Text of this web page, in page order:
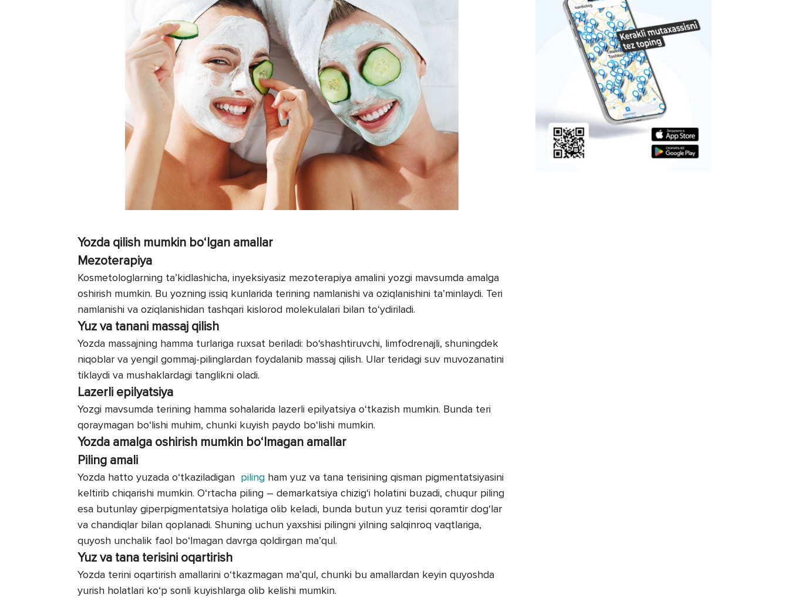
Yozda qilish mumkin bo‘lgan amallar
Mezoterapiya
Kosmetologlarning ta’kidlashicha, inyeksiyasiz mezoterapiya amalini yozgi mavsumda amalga
oshirish mumkin. Bu yozning issiq kunlarida terining namlanishi va oziqlanishini ta’minlaydi. Teri
namlanishi va oziqlanishidan tashqari kislorod molekulalari bilan to‘ydiriladi.
Yuz va tanani massaj qilish
Yozda massajning hamma turlariga ruxsat beriladi: bo‘shashtiruvchi, limfodrenajli, shuningdek
niqoblar va yengil gommaj-pilinglardan foydalanib massaj qilish. Ular teridagi suv muvozanatini
tiklaydi va mushaklardagi tanglikni oladi.
Lazerli epilyatsiya
Yozgi mavsumda terining hamma sohalarida lazerli epilyatsiya o‘tkazish mumkin. Bunda teri
qoraymagan bo‘lishi muhim, chunki kuyish paydo bo‘lishi mumkin.
Yozda amalga oshirish mumkin bo‘lmagan amallar
Piling amali
Yozda hatto yuzada o‘tkaziladigan piling ham yuz va tana terisining qisman pigmentatsiyasini
keltirib chiqarishi mumkin. O‘rtacha piling – demarkatsiya chizig‘i holatini buzadi, chuqur piling
esa butunlay giperpigmentatsiya holatiga olib keladi, bunda butun yuz terisi qoramtir dog‘lar
va chandiqlar bilan qoplanadi. Shuning uchun yaxshisi pilingni yilning salqinroq vaqtlariga,
quyosh unchalik faol bo‘lmagan davrga qoldirgan ma’qul.
Yuz va tana terisini oqartirish
Yozda terini oqartirish amallarini o‘tkazmagan ma’qul, chunki bu amallardan keyin quyoshda
yurish holatlari ko‘p sonli kuyishlarga olib kelishi mumkin.